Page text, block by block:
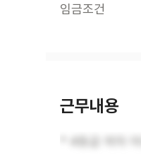
임금조건
근무내용